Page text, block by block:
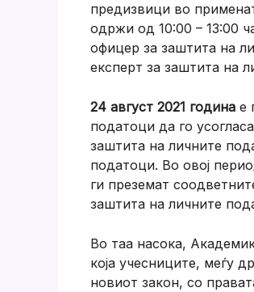
предизвици во
одржи од 10:00 – 13:00
офицер за заштита на
експерт за заштита на
24 август 2021 година е
податоци да го
заштита на личните
податоци. Во овој
ги преземат
заштита на личните
Во таа насока,
која учесниците, меѓу
новиот закон, со